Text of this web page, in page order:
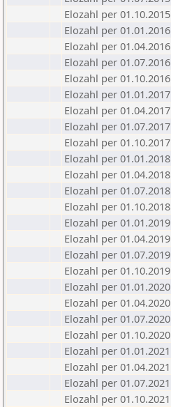
Elozahl per 01.10.2015
Elozahl per 01.01.2016
Elozahl per 01.04.2016
Elozahl per 01.07.2016
Elozahl per 01.10.2016
Elozahl per 01.01.2017
Elozahl per 01.04.2017
Elozahl per 01.07.2017
Elozahl per 01.10.2017
Elozahl per 01.01.2018
Elozahl per 01.04.2018
Elozahl per 01.07.2018
Elozahl per 01.10.2018
Elozahl per 01.01.2019
Elozahl per 01.04.2019
Elozahl per 01.07.2019
Elozahl per 01.10.2019
Elozahl per 01.01.2020
Elozahl per 01.04.2020
Elozahl per 01.07.2020
Elozahl per 01.10.2020
Elozahl per 01.01.2021
Elozahl per 01.04.2021
Elozahl per 01.07.2021
Elozahl per 01.10.2021